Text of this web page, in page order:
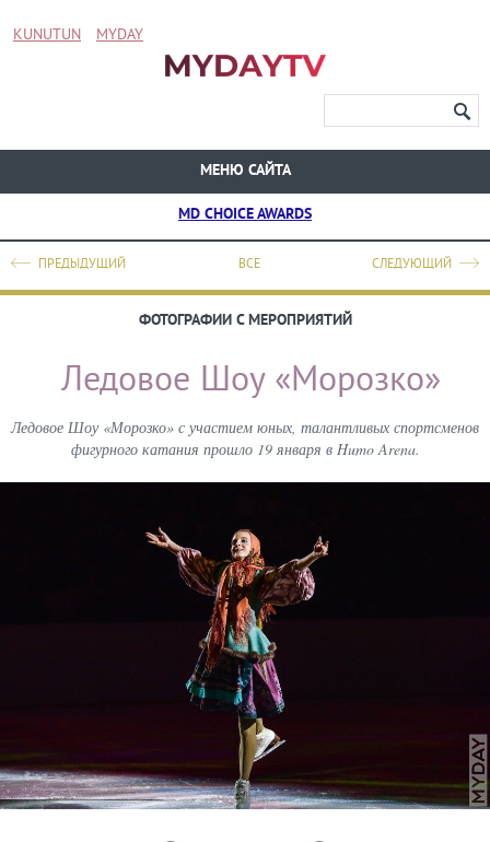
KUNUTUN MYDAY
МЕНЮ САЙТА
MD CHOICE AWARDS
ВСЕ
ПРЕДЫДУЩИЙ СЛЕДУЮЩИЙ
ФОТОГРАФИИ С МЕРОПРИЯТИЙ
Ледовое Шоу «Морозко»
Ледовое Шоу «Морозко» с участием юных, талантливых спортсменов
фигурного катания прошло 19 января в Humo Arena.